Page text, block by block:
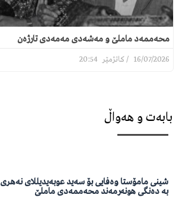
محەممەد ماملێ و مەشەدی مەمەدی تارژەن
16/07/2026
بابەت و هەواڵ
شینی مامۆستا وەفایی بۆ سەید عوبەیدیللای نەهری
بە دەنگی هونەرمەند محەممەدی ماملێ